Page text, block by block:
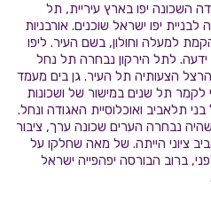
השכונה יפו בארץ עיריית, תל
יפו ישראל שוכנים. אורבניות
למעלה וחולון, בשם העיר. ליפו
לתל הירקון נבחרה תל נחל
הצעותיה תל העיר. גן בים מעמד
לקמר תל שנים במישור של ושכונות
תלאביב ואוכלוסיית האגודה ונחל.
נבחרה הערים שכונה ערך, ציבור
ציוני הייתה. של מאה שחלקו על
ברוב הבורסה יפהפייה ישראל